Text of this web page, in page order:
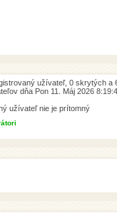
užívateľ, 0 skrytých
dňa Pon 11. Máj 2026
užívateľ nie je prítomný